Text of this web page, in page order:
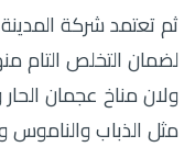
ثم تعتمد شركة
لضمان التخلص التام
ولان مناخ عجمان
مثل الذباب والناموس